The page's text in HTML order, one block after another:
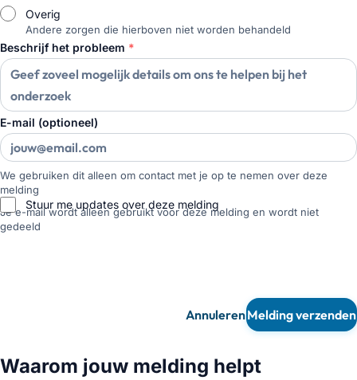
Overig
Andere zorgen die hierboven niet worden behandeld
Beschrijf het probleem *
E-mail (optioneel)
We gebruiken dit alleen om contact met je op te nemen over deze
melding
Stuur me updates over deze melding
Je e-mail wordt alleen gebruikt voor deze melding en wordt niet
gedeeld
AnnulerenMelding verzenden
Waarom jouw melding helpt